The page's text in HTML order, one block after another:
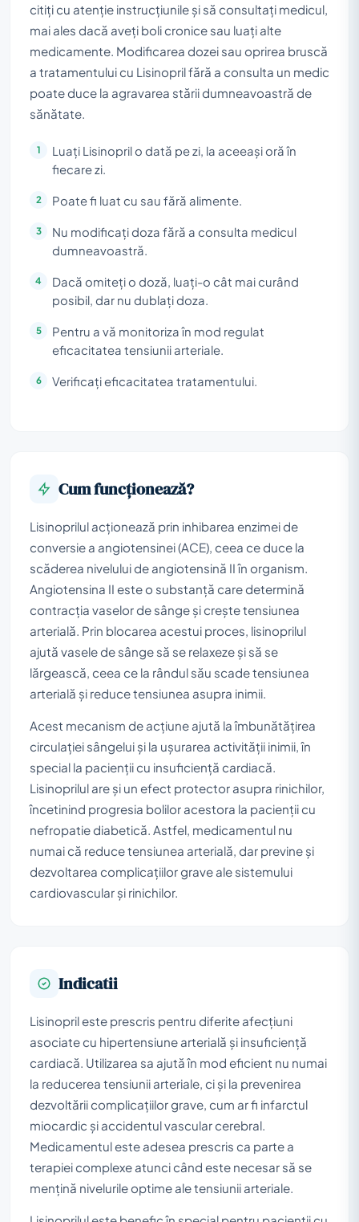
citiți cu atenție instrucțiunile și să consultați medicul,
mai ales dacă aveți boli cronice sau luați alte
medicamente. Modificarea dozei sau oprirea bruscă
a tratamentului cu Lisinopril fără a consulta un medic
poate duce la agravarea stării dumneavoastră de
sănătate.
Luați Lisinopril o dată pe zi, la aceeași oră în
fiecare zi.
Poate fi luat cu sau fără alimente.
Nu modificați doza fără a consulta medicul
dumneavoastră.
Dacă omiteți o doză, luați-o cât mai curând
posibil, dar nu dublați doza.
Pentru a vă monitoriza în mod regulat
eficacitatea tensiunii arteriale.
Verificați eficacitatea tratamentului.
Cum funcționează?
Lisinoprilul acţionează prin inhibarea enzimei de
conversie a angiotensinei (ACE), ceea ce duce la
scăderea nivelului de angiotensină II în organism.
Angiotensina II este o substanță care determină
contracția vaselor de sânge și crește tensiunea
arterială. Prin blocarea acestui proces, lisinoprilul
ajută vasele de sânge să se relaxeze și să se
lărgească, ceea ce la rândul său scade tensiunea
arterială și reduce tensiunea asupra inimii.
Acest mecanism de acțiune ajută la îmbunătățirea
circulației sângelui și la ușurarea activității inimii, în
special la pacienții cu insuficiență cardiacă.
Lisinoprilul are și un efect protector asupra rinichilor,
încetinind progresia bolilor acestora la pacienții cu
nefropatie diabetică. Astfel, medicamentul nu
numai că reduce tensiunea arterială, dar previne și
dezvoltarea complicațiilor grave ale sistemului
cardiovascular și rinichilor.
Indicatii
Lisinopril este prescris pentru diferite afecțiuni
asociate cu hipertensiune arterială și insuficiență
cardiacă. Utilizarea sa ajută în mod eficient nu numai
la reducerea tensiunii arteriale, ci și la prevenirea
dezvoltării complicațiilor grave, cum ar fi infarctul
miocardic și accidentul vascular cerebral.
Medicamentul este adesea prescris ca parte a
terapiei complexe atunci când este necesar să se
mențină nivelurile optime ale tensiunii arteriale.